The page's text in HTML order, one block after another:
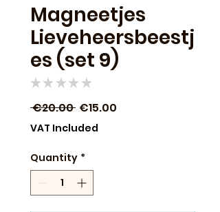
Magneetjes
Lieveheersbeestj
es (set 9)
★ ★ ★ ★ ★
€20.00 Regular
Price
€15.00
VAT Included
Quantity *